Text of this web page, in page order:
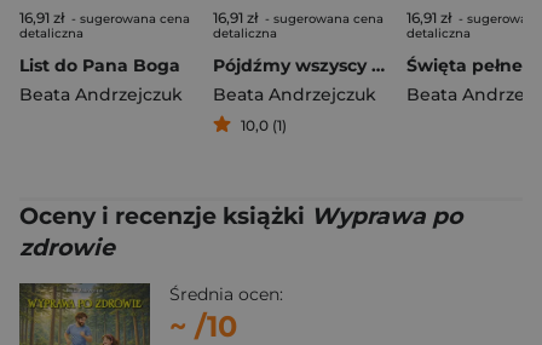
16,91 zł - sugerowana cena
detaliczna
List do Pana Boga
Beata Andrzejczuk
16,91 zł - sugerowana cena
detaliczna
Pójdźmy wszyscy do stajenki
Beata Andrzejczuk
10,0 (1)
16,91 zł -
detaliczna
Beata
Oceny i recenzje książki Wyprawa po
zdrowie
Średnia ocen:
~ /10